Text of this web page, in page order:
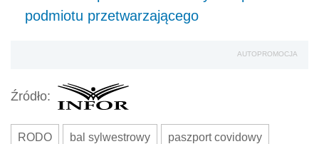
podmiotu przetwarzającego
AUTOPROMOCJA
Źródło:
RODO bal sylwestrowy paszport covidowy